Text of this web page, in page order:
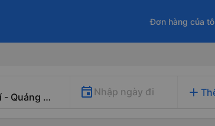
Đơn hàng của
Nhập ngày đi add